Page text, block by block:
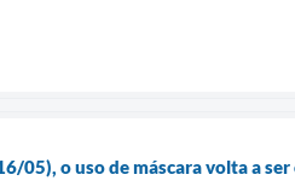
05), o uso de máscara volta a